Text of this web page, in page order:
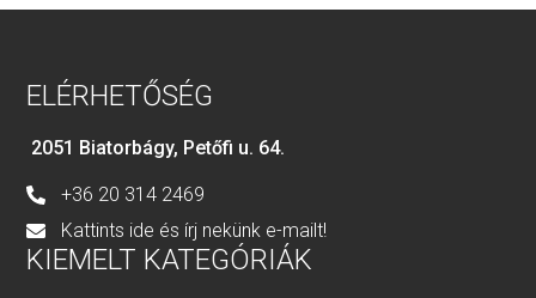
ELÉRHETŐSÉG
2051 Biatorbágy, Petőfi u. 64.
+36 20 314 2469
Kattints ide és írj nekünk e-mailt!
KIEMELT KATEGÓRIÁK